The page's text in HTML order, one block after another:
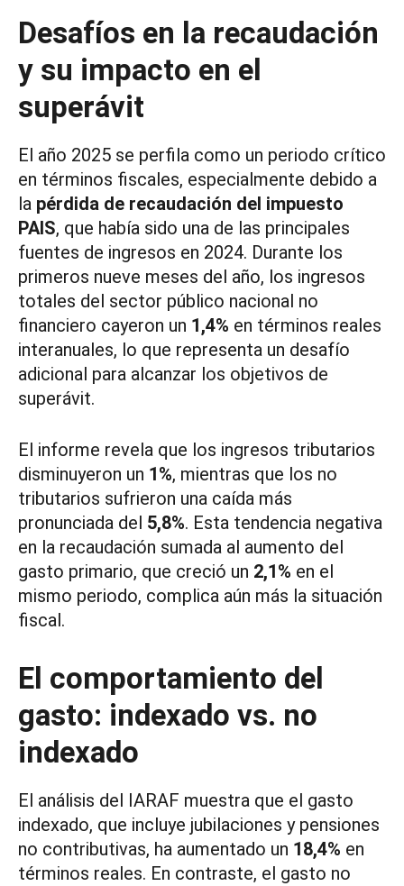
Desafíos en la recaudación
y su impacto en el
superávit
El año 2025 se perfila como un periodo crítico
en términos fiscales, especialmente debido a
la pérdida de recaudación del impuesto
PAIS, que había sido una de las principales
fuentes de ingresos en 2024. Durante los
primeros nueve meses del año, los ingresos
totales del sector público nacional no
financiero cayeron un 1,4% en términos reales
interanuales, lo que representa un desafío
adicional para alcanzar los objetivos de
superávit.
El informe revela que los ingresos tributarios
disminuyeron un 1%, mientras que los no
tributarios sufrieron una caída más
pronunciada del 5,8%. Esta tendencia negativa
en la recaudación sumada al aumento del
gasto primario, que creció un 2,1% en el
mismo periodo, complica aún más la situación
fiscal.
El comportamiento del
gasto: indexado vs. no
indexado
El análisis del IARAF muestra que el gasto
indexado, que incluye jubilaciones y pensiones
no contributivas, ha aumentado un 18,4% en
términos reales. En contraste, el gasto no